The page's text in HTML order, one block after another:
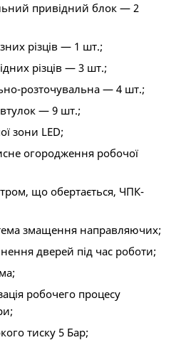
привідний блок — 2
різців — 1 шт.;
різців — 3 шт.;
розточувальна — 4 шт.;
— 9 шт.;
зони LED;
огородження робочої
що обертається, ЧПК-
змащення направляючих;
дверей під час роботи;
робочего процесу
тиску 5 Бар;